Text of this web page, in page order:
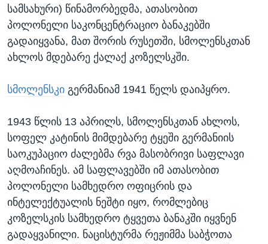
სამსახური) წინამორბედმა, ათასობით
პოლონელი საკონცენტრაციო ბანაკებში
გადაიყვანა, მათ შორის რუსეთში, სმოლენსკთან
ახლოს მდებარე ქალაქ კოზელსკში.
სმოლენსკი გერმანიამ 1941 წელს დაიპყრო.
1943 წლის 13 აპრილს, სმოლენსკთან ახლოს,
სოფელ კატინის მიმდებარე ტყეში გერმანიის
საოკუპაციო ძალებმა რვა მასობრივი საფლავი
აღმოაჩინეს. ამ საფლავებში იმ ათასობით
პოლონელი სამხედრო ოფიცრის და
ინტელექტუალის ნეშტი იყო, რომლებიც
კოზელსკის სამხედრო ტყვეთა ბანაკში იყვნენ
გადაყვანილი. ნაცისტურმა რეჟიმმა საბჭოთა